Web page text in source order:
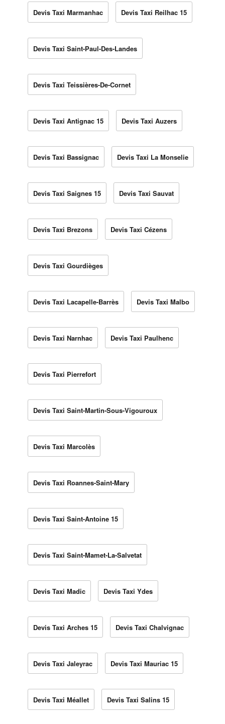
Devis Taxi Marmanhac Devis Taxi Reilhac 15
Devis Taxi Saint-Paul-Des-Landes
Devis Taxi Teissières-De-Cornet
Devis Taxi Antignac 15 Devis Taxi Auzers
Devis Taxi Bassignac Devis Taxi La Monselie
Devis Taxi Saignes 15 Devis Taxi Sauvat
Devis Taxi Brezons Devis Taxi Cézens
Devis Taxi Gourdièges
Devis Taxi Lacapelle-Barrès Devis Taxi Malbo
Devis Taxi Narnhac Devis Taxi Paulhenc
Devis Taxi Pierrefort
Devis Taxi Saint-Martin-Sous-Vigouroux
Devis Taxi Marcolès
Devis Taxi Roannes-Saint-Mary
Devis Taxi Saint-Antoine 15
Devis Taxi Saint-Mamet-La-Salvetat
Devis Taxi Madic Devis Taxi Ydes
Devis Taxi Arches 15 Devis Taxi Chalvignac
Devis Taxi Jaleyrac Devis Taxi Mauriac 15
Devis Taxi Méallet Devis Taxi Salins 15